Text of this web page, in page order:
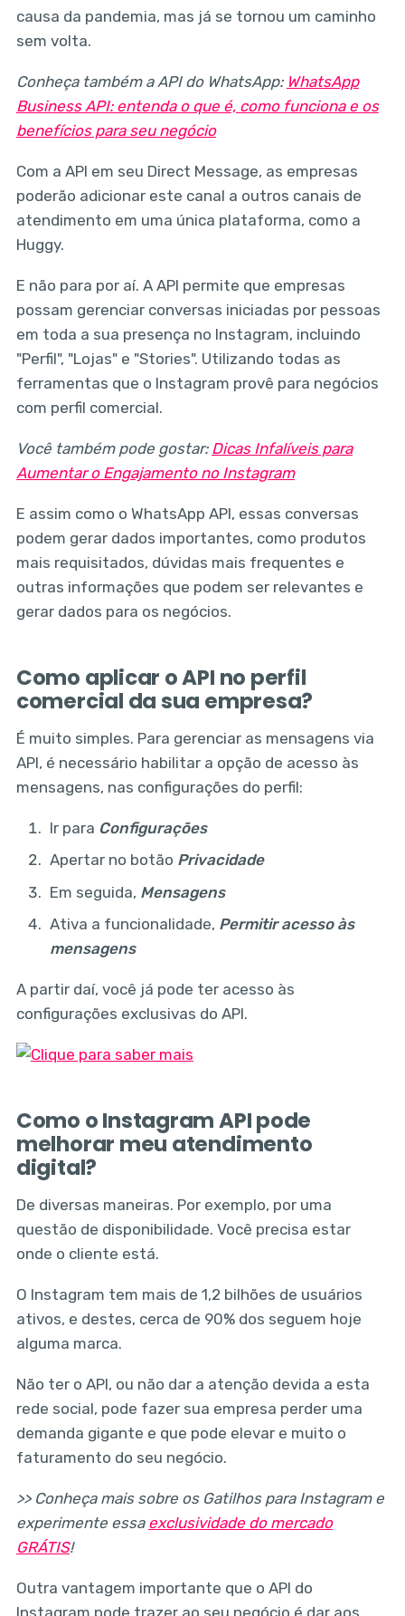
causa da pandemia, mas já se tornou um caminho
sem volta.
Conheça também a API do WhatsApp: WhatsApp
Business API: entenda o que é, como funciona e os
benefícios para seu negócio
Com a API em seu Direct Message, as empresas
poderão adicionar este canal a outros canais de
atendimento em uma única plataforma, como a
Huggy.
E não para por aí. A API permite que empresas
possam gerenciar conversas iniciadas por pessoas
em toda a sua presença no Instagram, incluindo
"Perfil", "Lojas" e "Stories". Utilizando todas as
ferramentas que o Instagram provê para negócios
com perfil comercial.
Você também pode gostar: Dicas Infalíveis para
Aumentar o Engajamento no Instagram
E assim como o WhatsApp API, essas conversas
podem gerar dados importantes, como produtos
mais requisitados, dúvidas mais frequentes e
outras informações que podem ser relevantes e
gerar dados para os negócios.
Como aplicar o API no perfil
comercial da sua empresa?
É muito simples. Para gerenciar as mensagens via
API, é necessário habilitar a opção de acesso às
mensagens, nas configurações do perfil:
Ir para Configurações
Apertar no botão Privacidade
Em seguida, Mensagens
Ativa a funcionalidade, Permitir acesso às
mensagens
A partir daí, você já pode ter acesso às
configurações exclusivas do API.
Como o Instagram API pode
melhorar meu atendimento
digital?
De diversas maneiras. Por exemplo, por uma
questão de disponibilidade. Você precisa estar
onde o cliente está.
O Instagram tem mais de 1,2 bilhões de usuários
ativos, e destes, cerca de 90% dos seguem hoje
alguma marca.
Não ter o API, ou não dar a atenção devida a esta
rede social, pode fazer sua empresa perder uma
demanda gigante e que pode elevar e muito o
faturamento do seu negócio.
>> Conheça mais sobre os Gatilhos para Instagram e
experimente essa exclusividade do mercado
GRÁTIS!
Outra vantagem importante que o API do
Instagram pode trazer ao seu negócio é dar aos